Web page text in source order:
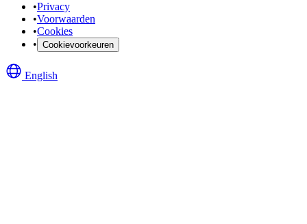
•Privacy
•Voorwaarden
•Cookies
• Cookievoorkeuren
English